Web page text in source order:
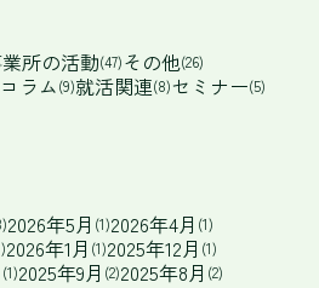
所の活動(47)その他(26)
コラム(9)就活関連(8)セミナー(5)
2026年5月 (1)2026年4月 (1)
2026年1月 (1)2025年12月 (1)
(1)2025年9月 (2)2025年8月 (2)